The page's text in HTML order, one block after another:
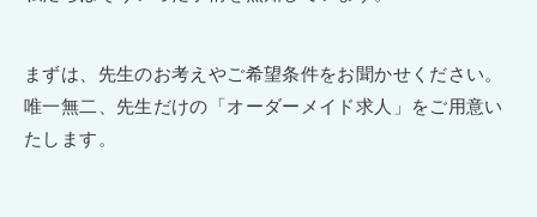
まずは、先生のお考えやご希望条件をお聞かせください。
唯一無二、先生だけの「オーダーメイド求人」をご用意い
たします。